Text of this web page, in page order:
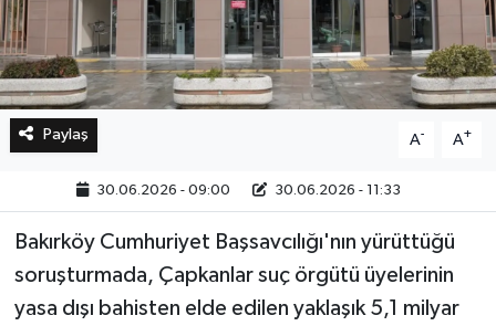
Paylaş A- A+
30.06.2026 - 09:00 30.06.2026 - 11:33
Bakırköy Cumhuriyet Başsavcılığı'nın yürüttüğü
soruşturmada, Çapkanlar suç örgütü üyelerinin
yasa dışı bahisten elde edilen yaklaşık 5,1 milyar